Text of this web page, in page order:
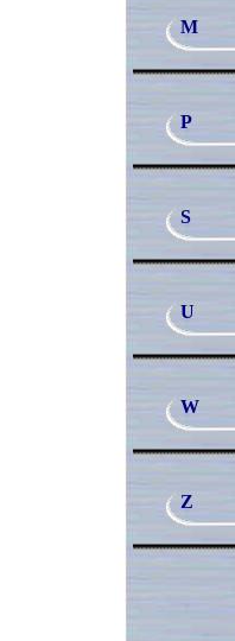
M
P
S
U
W
Z